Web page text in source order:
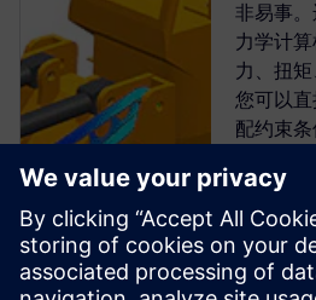
非易事
力学计
力、扭矩
您可以直
配约束
己的多体
动求解
能，可